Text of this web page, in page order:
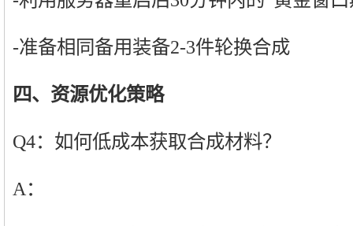
-准备相同备用装备2-3件轮换合成
四、资源优化策略
Q4：如何低成本获取合成材料？
A：